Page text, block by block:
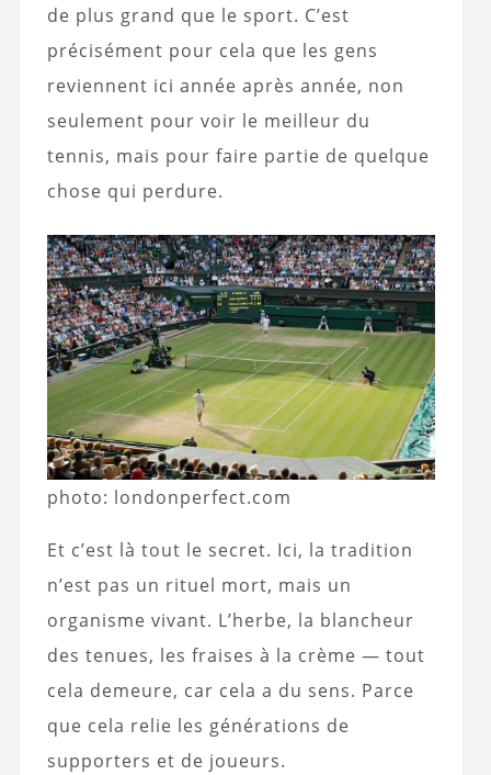
de plus grand que le sport. C’est
précisément pour cela que les gens
reviennent ici année après année, non
seulement pour voir le meilleur du
tennis, mais pour faire partie de quelque
chose qui perdure.
photo: londonperfect.com
Et c’est là tout le secret. Ici, la tradition
n’est pas un rituel mort, mais un
organisme vivant. L’herbe, la blancheur
des tenues, les fraises à la crème — tout
cela demeure, car cela a du sens. Parce
que cela relie les générations de
supporters et de joueurs.